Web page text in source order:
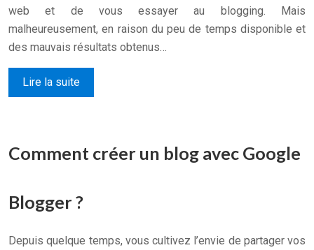
web et de vous essayer au blogging. Mais
malheureusement, en raison du peu de temps disponible et
des mauvais résultats obtenus…
Lire la suite
Comment créer un blog avec Google
Blogger ?
Depuis quelque temps, vous cultivez l’envie de partager vos